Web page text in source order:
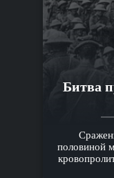
Битва
половиной